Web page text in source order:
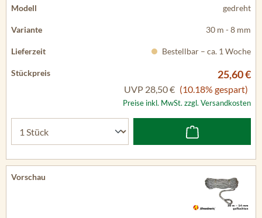
gedreht
30 m - 8 mm
Bestellbar – ca. 1 Woche
25,60 €
UVP 28,50 € (10.18% gespart)
Preise inkl. MwSt. zzgl. Versandkosten